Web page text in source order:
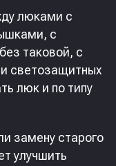
люками с
с
таковой, с
светозащитных
люк и по типу
замену старого
улучшить